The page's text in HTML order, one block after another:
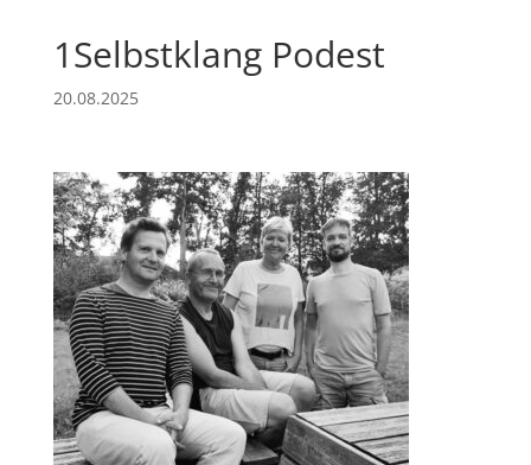
1Selbstklang Podest
20.08.2025